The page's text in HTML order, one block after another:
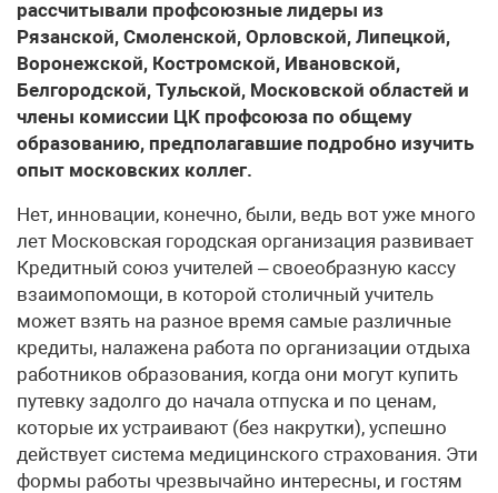
рассчитывали профсоюзные лидеры из
Рязанской, Смоленской, Орловской, Липецкой,
Воронежской, Костромской, Ивановской,
Белгородской, Тульской, Московской областей и
члены комиссии ЦК профсоюза по общему
образованию, предполагавшие подробно изучить
опыт московских коллег.
Нет, инновации, конечно, были, ведь вот уже много
лет Московская городская организация развивает
Кредитный союз учителей – своеобразную кассу
взаимопомощи, в которой столичный учитель
может взять на разное время самые различные
кредиты, налажена работа по организации отдыха
работников образования, когда они могут купить
путевку задолго до начала отпуска и по ценам,
которые их устраивают (без накрутки), успешно
действует система медицинского страхования. Эти
формы работы чрезвычайно интересны, и гостям